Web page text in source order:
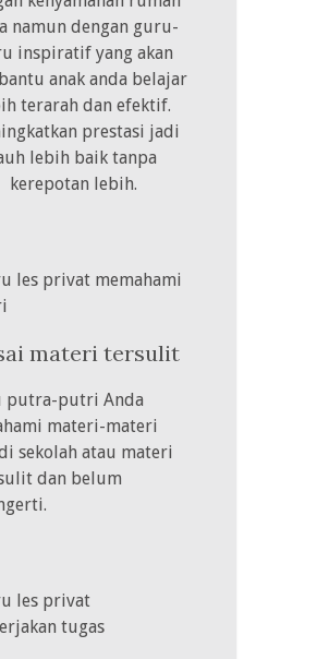
namun dengan guru-
inspiratif yang akan
anak anda belajar
terarah dan efektif.
prestasi jadi
lebih baik tanpa
kerepotan lebih.
materi tersulit
putra-putri Anda
materi-materi
sekolah atau materi
dan belum